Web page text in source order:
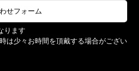
せフォーム
ります
は少々お時間を頂戴する場合がござい